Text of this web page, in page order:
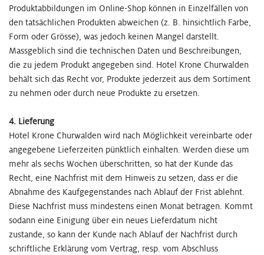
Produktabbildungen im Online-Shop können in Einzelfällen von
den tatsächlichen Produkten abweichen (z. B. hinsichtlich Farbe,
Form oder Grösse), was jedoch keinen Mangel darstellt.
Massgeblich sind die technischen Daten und Beschreibungen,
die zu jedem Produkt angegeben sind. Hotel Krone Churwalden
behält sich das Recht vor, Produkte jederzeit aus dem Sortiment
zu nehmen oder durch neue Produkte zu ersetzen.
4. Lieferung
Hotel Krone Churwalden wird nach Möglichkeit vereinbarte oder
angegebene Lieferzeiten pünktlich einhalten. Werden diese um
mehr als sechs Wochen überschritten, so hat der Kunde das
Recht, eine Nachfrist mit dem Hinweis zu setzen, dass er die
Abnahme des Kaufgegenstandes nach Ablauf der Frist ablehnt.
Diese Nachfrist muss mindestens einen Monat betragen. Kommt
sodann eine Einigung über ein neues Lieferdatum nicht
zustande, so kann der Kunde nach Ablauf der Nachfrist durch
schriftliche Erklärung vom Vertrag, resp. vom Abschluss